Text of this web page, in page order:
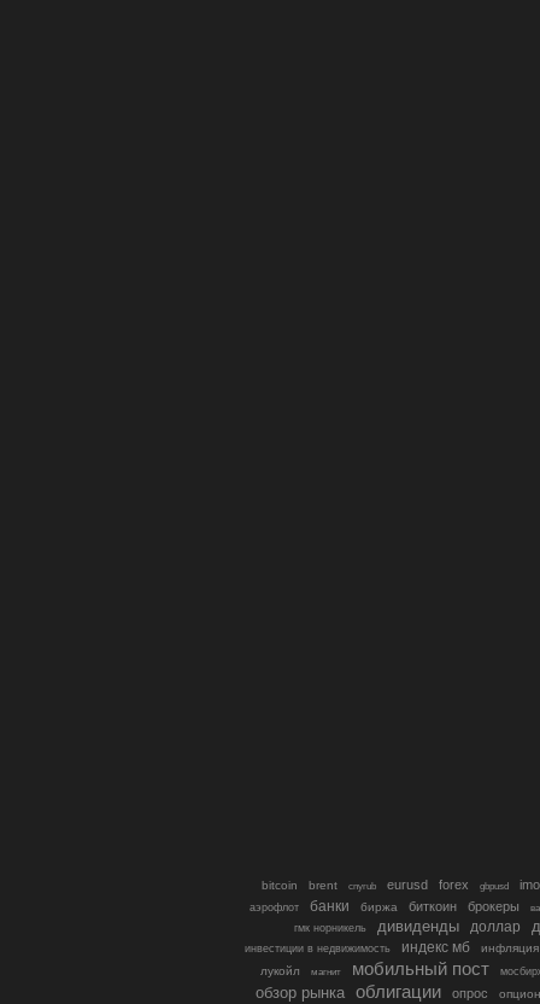
bitcoin brent cnyrub eurusd forex gbpusd
аэрофлот банки биржа биткоин брокеры
гмк норникель
дивиденды доллар
инвестиции в недвижимость индекс мб
инфляция
лукойл
магнит мобильный пост
обзор рынка облигации опрос